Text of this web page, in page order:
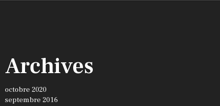
Archives
octobre 2020
septembre 2016